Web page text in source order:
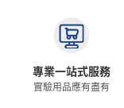
專業一站式服務
實驗用品應有盡有